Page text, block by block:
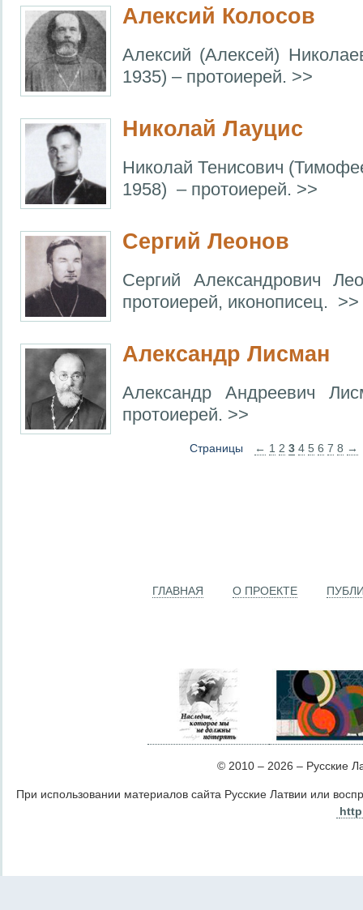
Алексий Колосов
Алексий (Алексей)
1935) – протоиерей. >>
Николай Лауцис
Николай Тенисович
1958) – протоиерей. >>
Сергий Леонов
Сергий Александрович
протоиерей, иконописец. >>
Александр Лисман
Александр Андреевич
протоиерей. >>
Страницы ← 1 2 3 4 5 6 7 8 →
ГЛАВНАЯ О ПРОЕКТЕ
© 2010 – 2026 – Русские
При использовании материалов сайта Русские Латвии или